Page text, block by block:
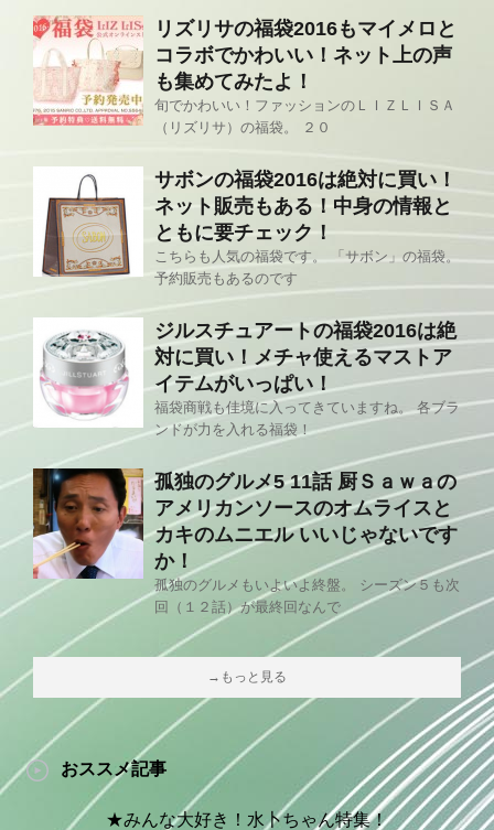
リズリサの福袋2016もマイメロと
コラボでかわいい！ネット上の声
も集めてみたよ！
旬でかわいい！ファッションのＬＩＺＬＩＳＡ
（リズリサ）の福袋。 ２０
サボンの福袋2016は絶対に買い！
ネット販売もある！中身の情報と
ともに要チェック！
こちらも人気の福袋です。 「サボン」の福袋。
予約販売もあるのです
ジルスチュアートの福袋2016は絶
対に買い！メチャ使えるマストア
イテムがいっぱい！
福袋商戦も佳境に入ってきていますね。 各ブラ
ンドが力を入れる福袋！
孤独のグルメ5 11話 厨Ｓａｗａの
アメリカンソースのオムライスと
カキのムニエル いいじゃないです
か！
孤独のグルメもいよいよ終盤。 シーズン５も次
回（１２話）が最終回なんで
→もっと見る
おススメ記事
★みんな大好き！水卜ちゃん特集！